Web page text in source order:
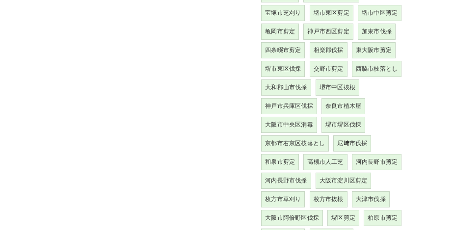
宝塚市芝刈り 堺市東区剪定 堺市中区剪定
亀岡市剪定 神戸市西区剪定 加東市伐採
四条畷市剪定 相楽郡伐採 東大阪市剪定
堺市東区伐採 交野市剪定 西脇市枝落とし
大和郡山市伐採 堺市中区抜根
神戸市兵庫区伐採 奈良市植木屋
大阪市中央区消毒 堺市堺区伐採
京都市右京区枝落とし 尼﨑市伐採
和泉市剪定 高槻市人工芝 河内長野市剪定
河内長野市伐採 大阪市淀川区剪定
枚方市草刈り 枚方市抜根 大津市伐採
大阪市阿倍野区伐採 堺区剪定 柏原市剪定